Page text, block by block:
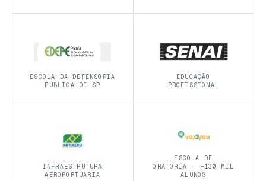
ESCOLA DA DEFENSORIA
PÚBLICA DE SP
EDUCAÇÃO
PROFISSIONAL
INFRAESTRUTURA
AEROPORTUÁRIA
ESCOLA DE
ORATÓRIA · +130 MIL
ALUNOS